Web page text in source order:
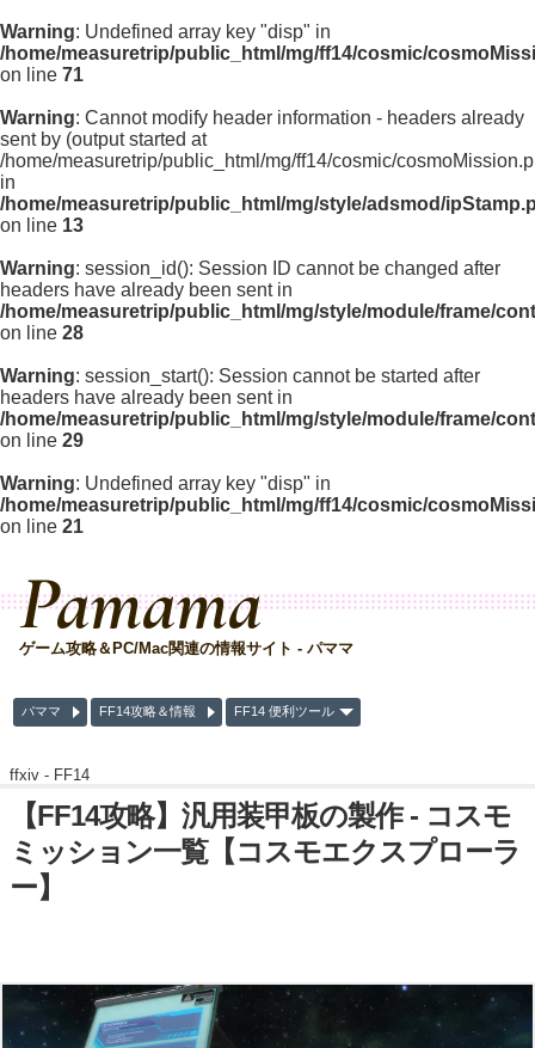
Warning: Undefined array key "disp" in
/home/measuretrip/public_html/mg/ff14/cosmic/
on line 71
Warning: Cannot modify header information - headers already
sent by (output started at
/home/measuretrip/public_html/mg/ff14/cosmic/
in
/home/measuretrip/public_html/mg/style/adsmod/
on line 13
Warning: session_id(): Session ID cannot be changed after
headers have already been sent in
/home/measuretrip/public_html/mg/style/module/frame/
on line 28
Warning: session_start(): Session cannot be started after
headers have already been sent in
/home/measuretrip/public_html/mg/style/module/frame/
on line 29
Warning: Undefined array key "disp" in
/home/measuretrip/public_html/mg/ff14/cosmic/
on line 21
Pamama
ゲーム攻略＆PC/Mac関連の情報サイト - パママ
パママ FF14攻略＆情報 FF14 便利ツール
ffxiv - FF14
【FF14攻略】汎用装甲板の製作 - コスモ
ミッション一覧【コスモエクスプローラ
ー】